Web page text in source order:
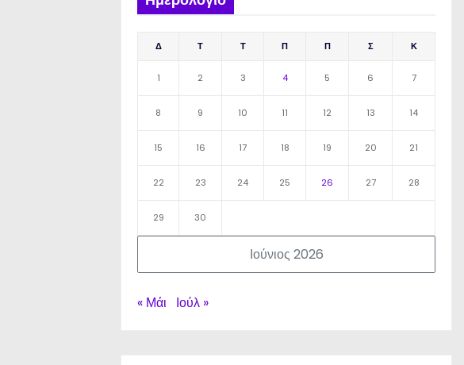
Ιούνιος 2026
Δ Τ Τ Π Π Σ Κ
1 2 3 4 5 6 7
8 9 10 11 12 13 14
15 16 17 18 19 20 21
22 23 24 25 26 27 28
29 30
« Μάι Ιούλ »